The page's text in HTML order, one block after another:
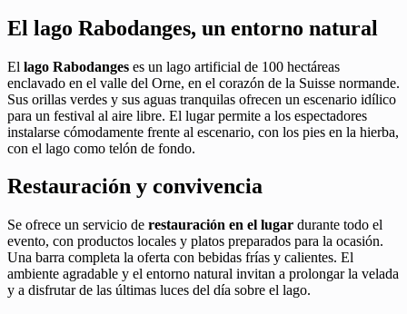
El lago Rabodanges, un entorno natural
El lago Rabodanges es un lago artificial de 100 hectáreas
enclavado en el valle del Orne, en el corazón de la Suisse normande.
Sus orillas verdes y sus aguas tranquilas ofrecen un escenario idílico
para un festival al aire libre. El lugar permite a los espectadores
instalarse cómodamente frente al escenario, con los pies en la hierba,
con el lago como telón de fondo.
Restauración y convivencia
Se ofrece un servicio de restauración en el lugar durante todo el
evento, con productos locales y platos preparados para la ocasión.
Una barra completa la oferta con bebidas frías y calientes. El
ambiente agradable y el entorno natural invitan a prolongar la velada
y a disfrutar de las últimas luces del día sobre el lago.